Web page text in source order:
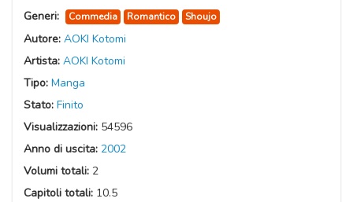
Generi:
Commedia Romantico Shoujo
Autore: AOKI Kotomi
Artista: AOKI Kotomi
Tipo: Manga
Stato: Finito
Visualizzazioni: 54596
Anno di uscita: 2002
Volumi totali: 2
Capitoli totali: 10.5